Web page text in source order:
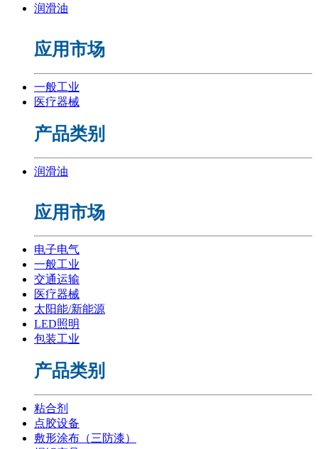
润滑油
应用市场
一般工业
医疗器械
产品类别
润滑油
应用市场
电子电气
一般工业
交通运输
医疗器械
太阳能/新能源
LED照明
包装工业
产品类别
粘合剂
点胶设备
敷形涂布（三防漆）